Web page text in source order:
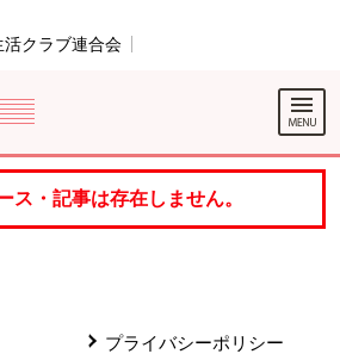
活クラブ連合会
ニューです。
スキップする
こまで。
ス・記事は存在しません。
プライバシーポリシー